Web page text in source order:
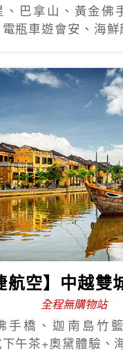
、巴拿山、黃金佛
瓶車遊會安、海鮮
航空】中越雙
全程無購物站
手橋、迦南島竹
午茶+奧黛體驗、